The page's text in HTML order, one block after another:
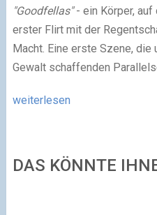
"Goodfellas"- ein Körper, auf
erster Flirt mit der
Macht. Eine erste Szene, die
Gewalt schaffenden
weiterlesen
DAS KÖNNTE